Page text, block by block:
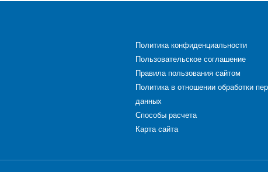
Политика конфиденциальности
Пользовательское соглашение
Правила пользования сайтом
Политика в отношении обработки
данных
Способы расчета
Карта сайта